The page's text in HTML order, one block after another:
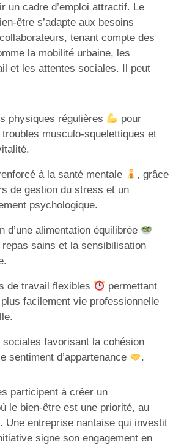
un cadre d’emploi attractif. Le
être s’adapte aux besoins
tenant compte des
la mobilité urbaine, les
et les attentes sociales. Il peut
physiques régulières
pour
musculo-squelettiques et
à la santé mentale
, grâce
de gestion du stress et un
psychologique.
d’une alimentation équilibrée
sains et la sensibilisation
de travail flexibles
permettant
facilement vie professionnelle
sociales favorisant la cohésion
sentiment d’appartenance
.
participent à créer un
le bien-être est une priorité, au
Une entreprise nantaise qui investit
signe son engagement en